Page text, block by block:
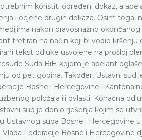
koristiti određeni dokaz, a
i ocjene drugih dokaza. Osim toga,
nakon pravosnažno
tretiran na način koji bi vodio
tekst odluke usvojene na prošloj
Suda BiH kojom je apelant
od pet godina. Također, Ustavni sud
Bosne i Hercegovine i
položaja ili ovlasti. Konačna
sud je donio rješenja kojim se
Ustavnog suda Bosne i Hercegovine
Federacije Bosne i Hercegovine